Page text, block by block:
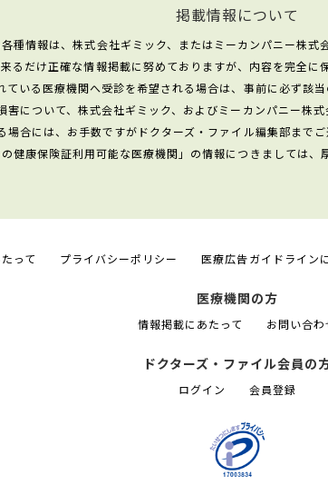
掲載情報について
種情報は、株式会社ギミック、またはミーカンパニー株式
るだけ正確な情報掲載に努めておりますが、内容を完全に
ている医療機関へ受診を希望される場合は、事前に必ず該当
害について、株式会社ギミック、およびミーカンパニー株
場合には、お手数ですがドクターズ・ファイル編集部まで
健康保険証利用可能な医療機関」の情報につきましては、
って プライバシーポリシー 医療広告ガイドライン
医療機関の方
情報掲載にあたって お問い合わ
ドクターズ・ファイル会員の
ログイン 会員登録